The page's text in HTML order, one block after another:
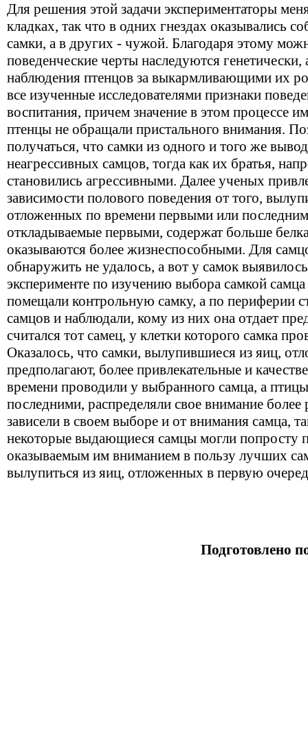
Для решения этой задачи экспериментаторы
кладках, так что в одних гнездах оказывались
самки, а в других - чужой. Благодаря этому
поведенческие черты наследуются
наблюдения птенцов за выкармливающими их
все изученные исследователями признаки
воспитания, причем значение в этом процессе
птенцы не обращали пристального внимания.
получаться, что самки из одного и того же
неагрессивных самцов, тогда как их братья,
становились агрессивными. Далее ученых
зависимости полового поведения от того,
отложенных по времени первыми или
откладываемые первыми, содержат больше
оказываются более жизнеспособными. Для
обнаружить не удалось, а вот у самок
эксперименте по изучению выбора самкой
помещали контрольную самку, а по периферии
самцов и наблюдали, кому из них она отдает
считался тот самец, у клетки которого самка
Оказалось, что самки, вылупившиеся из яиц,
предполагают, более привлекательные и
времени проводили у выбранного самца, а
последними, распределяли свое внимание
зависели в своем выборе и от внимания самца,
некоторые выдающиеся самцы могли попросту
оказываемым им вниманием в пользу лучших
вылупиться из яиц, отложенных в первую
Подготовлено